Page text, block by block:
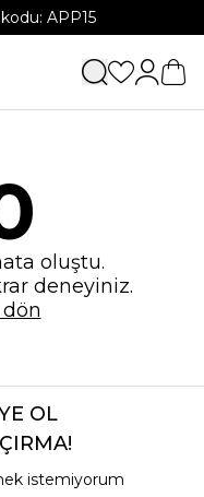
APP15
oluştu.
deneyiniz.
OL
istemiyorum